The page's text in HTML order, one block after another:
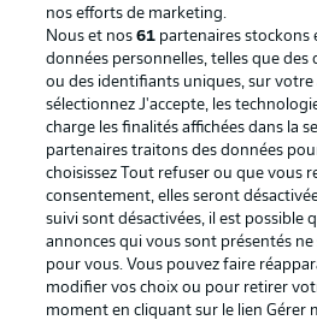
La publicité
nos efforts de marketing.
Nous et nos61 partenaires stockons
données personnelles, telles que des
ou des identifiants uniques, sur votre
sélectionnez J'accepte, les
charge les finalités affichées dans la
partenaires traitons des données
choisissez Tout refuser ou que vous
consentement, elles seront
suivi sont désactivées, il est possible
annonces qui vous sont présentés
pour vous. Vous pouvez faire
modifier vos choix ou pour retirer
moment en cliquant sur le lien Gérer